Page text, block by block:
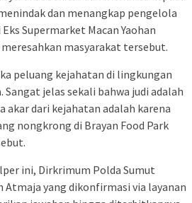
dan menangkap pengelola
Supermarket Macan Yaohan
masyarakat tersebut.
peluang kejahatan di lingkungan
Sangat jelas sekali bahwa judi adalah
akar dari kejahatan adalah karena
nongkrong di Brayan Food Park
ini, Dirkrimum Polda Sumut
Atmaja yang dikonfirmasi via layanan